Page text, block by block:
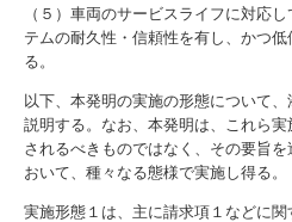
（５）車両のサービスライフに対応
テムの耐久性・信頼性を有し、かつ低
る。
以下、本発明の実施の形態について
説明する。なお、本発明は、これら実
されるべきものではなく、その要旨を
おいて、種々なる態様で実施し得る。
実施形態１は、主に請求項１などに関